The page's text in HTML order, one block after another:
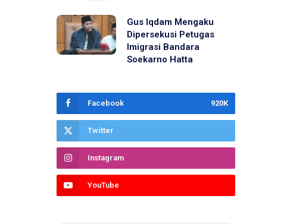
Gus Iqdam Mengaku
Dipersekusi Petugas
Imigrasi Bandara
Soekarno Hatta
Facebook 920K
Twitter
Instagram
YouTube